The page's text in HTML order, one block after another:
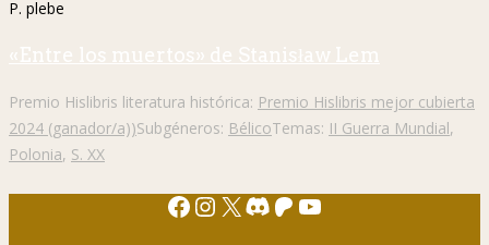
P. plebe
«Entre los muertos» de Stanisław Lem
Premio Hislibris literatura histórica: Premio Hislibris mejor cubierta
2024 (ganador/a))Subgéneros: BélicoTemas: II Guerra Mundial,
Polonia, S. XX
Facebook
Instagram
X Discord
Patreon
YouTube